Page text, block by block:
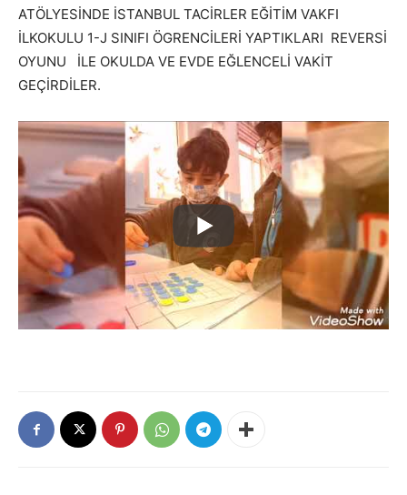
ATÖLYESİNDE İSTANBUL TACİRLER EĞİTİM VAKFI
İLKOKULU 1-J SINIFI ÖGRENCİLERİ YAPTIKLARI REVERSİ
OYUNU İLE OKULDA VE EVDE EĞLENCELİ VAKİT
GEÇİRDİLER.